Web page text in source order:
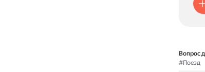
Вопрос
#Поезд